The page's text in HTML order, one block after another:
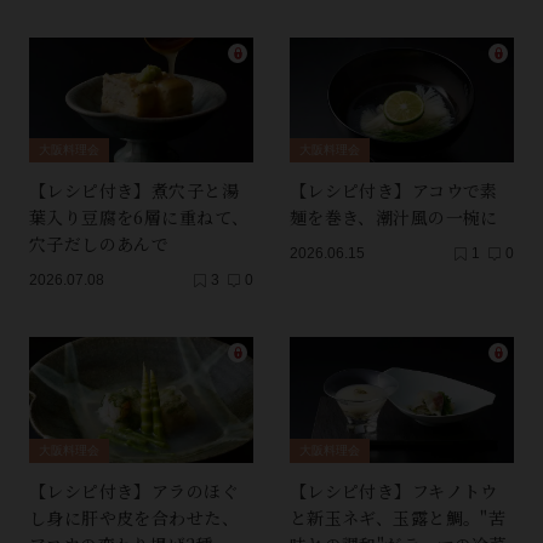
【レシピ付き】煮穴子と湯
葉入り豆腐を6層に重ねて、
穴子だしのあんで
2026.07.08 3 0
【レシピ付き】アコウで素
麺を巻き、潮汁風の一椀に
2026.06.15 1 0
【レシピ付き】アラのほぐ
し身に肝や皮を合わせた、
【レシピ付き】フキノトウ
と新玉ネギ、玉露と鯛。"苦